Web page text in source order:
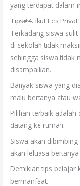
yang terdapat dalam
Tips#4. Ikut Les Privat
Terkadang siswa
di sekolah tidak
sehingga siswa tidak
disampaikan.
Banyak siswa yang
malu bertanya atau
Pilihan terbaik
datang ke rumah.
Siswa akan
akan leluasa
Demikian tips belajar
bermanfaat.